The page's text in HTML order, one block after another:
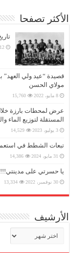
الأكثر تصفحا
12 أكتوبر، 2024
قصيدة “عيد ولي العهد”
مولاي الحسن
8 مايو، 2022 15,760
عرض لمحطات بارزة خلال
المستقلة لتوزيع الماء
3 يوليو، 2023 14,529
تبعات الشطط في
31 مايو، 2024 14,386
يا حسرتي على
30 نوفمبر، 2022 13,334
الأرشيف